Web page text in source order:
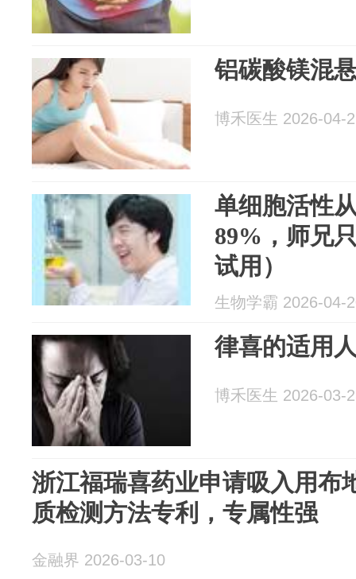
铝碳酸镁混
博禾医生 2026-04-
单细胞活性
89%，师兄
试用）
生物学霸 2026-04-
律喜的适用
博禾医生 2026-03-
浙江福瑞喜药业申请吸入用布
质检测方法专利，专属性强
金融界 2026-03-10